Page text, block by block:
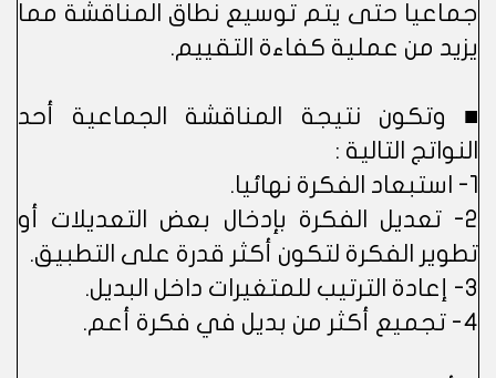
جماعيا حتى يتم توسيع نطاق المناقشة مما
يزيد من عملية كفاءة التقييم.
■ وتكون نتيجة المناقشة الجماعية أحد
النواتج التالية :
1- استبعاد الفكرة نهائيا.
2- تعديل الفكرة بإدخال بعض التعديلات أو
تطوير الفكرة لتكون أكثر قدرة على التطبيق.
3- إعادة الترتيب للمتغيرات داخل البديل.
4- تجميع أكثر من بديل في فكرة أعم.